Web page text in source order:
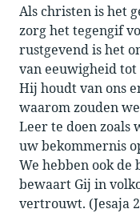
Als christen is het
zorg het tegengif
rustgevend is het
van eeuwigheid
Hij houdt van ons
waarom zouden
Leer te doen zoals
uw bekommernis
We hebben ook de
bewaart Gij in
vertrouwt. (Jesaja